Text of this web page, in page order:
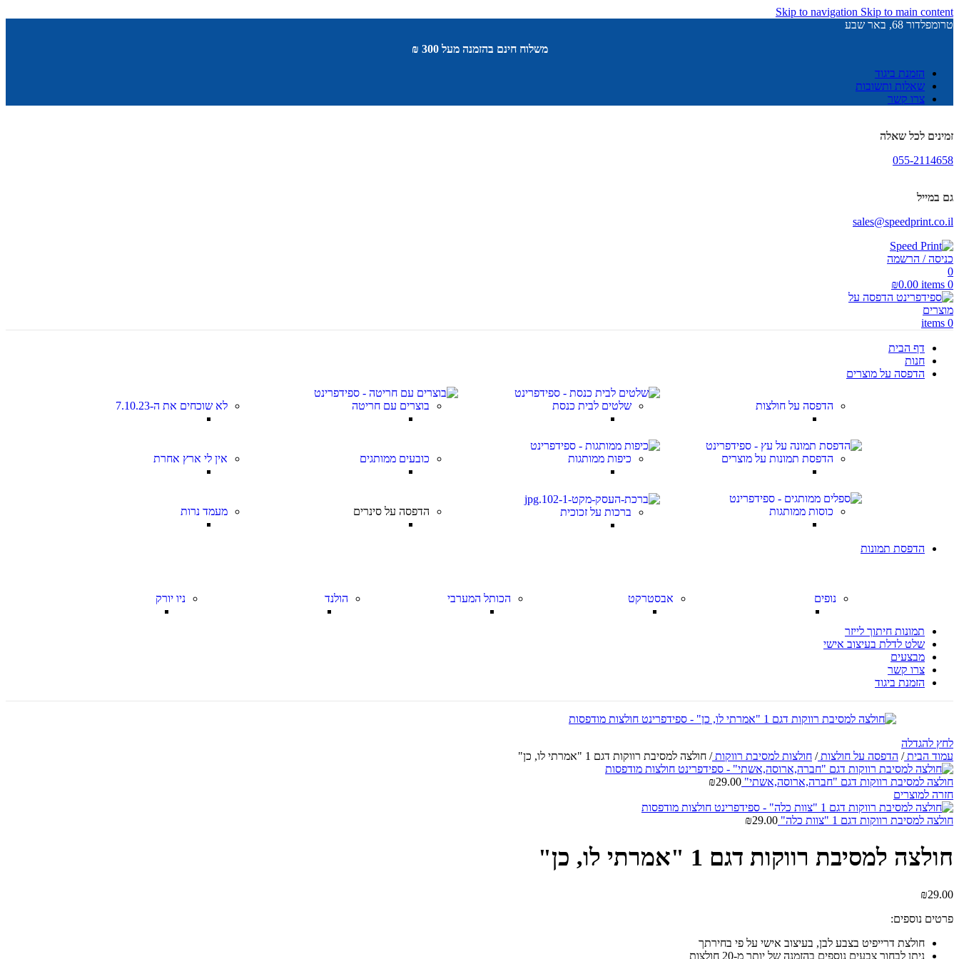
Skip to navigation Skip to main content
טרומפלדור 68, באר שבע
משלוח חינם בהזמנה מעל 300 ₪
הזמנת ביגוד
שאלות ותשובות
צרו קשר
זמינים לכל שאלה
055-2114658
גם במייל
sales@speedprint.co.il
כניסה / הרשמה
0
0
items
₪0.00
0
items
דף הבית
חנות
הדפסה על מוצרים
הדפסה על חולצות
הדפסת תמונות על מוצרים
כוסות ממותגות
שלטים לבית כנסת
כיפות ממותגות
ברכות על זכוכית
בוצרים עם חריטה
כובעים ממותגים
הדפסה על סינרים
לא שוכחים את ה-7.10.23
אין לי ארץ אחרת
מעמד נרות
הדפסת תמונות
נופים אבסטרקט הכותל המערבי הולנד ניו יורק
תמונות חיתוך לייזר
שלט לדלת בעיצוב אישי
מבצעים
צרו קשר
הזמנת ביגוד
לחץ להגדלה
עמוד הבית/ הדפסה על חולצות/ חולצות למסיבת רווקות/ חולצה למסיבת רווקות דגם 1 "אמרתי לו, כן"
חולצה למסיבת רווקות דגם "חברה,ארוסה,אשתי" ₪29.00
חזרה למוצרים
חולצה למסיבת רווקות דגם 1 "צוות כלה" ₪29.00
חולצה למסיבת רווקות דגם 1 "אמרתי לו, כן"
₪29.00
פרטים נוספים:
חולצת דרייפיט בצבע לבן, בעיצוב אישי על פי בחירתך
ניתן לבחור צבעים נוספים בהזמנה של יותר מ-20 חולצות